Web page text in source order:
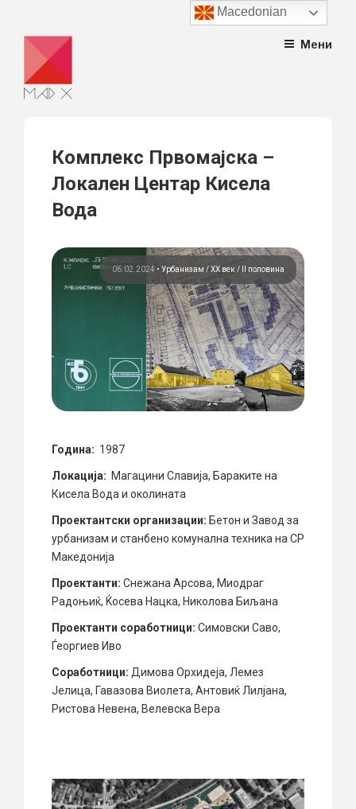
content
Мени
Комплекс Првомајска –
Локален Центар Кисела
Вода
06.02.2024 • Урбанизам ХХ век / II половина
Година: 1987
Локација: Магацини Славија, Бараките на
Кисела Вода и околината
Проектантски организации: Бетон и Завод за
урбанизам и станбено комунална техника на СР
Македонија
Проектанти: Снежана Арсова, Миодраг
Радоњиќ, Ќосева Нацка, Николова Биљана
Проектанти соработници: Симовски Саво,
Ѓеоргиев Иво
Соработници: Димова Орхидеја, Лемез
Јелица, Гавазова Виолета, Антовиќ Лилјана,
Ристова Невена, Велевска Вера
Macedonian